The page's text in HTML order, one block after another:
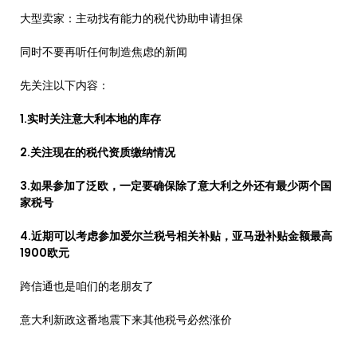
大型卖家：主动找有能力的税代协助申请担保
同时不要再听任何制造焦虑的新闻
先关注以下内容：
1.实时关注意大利本地的库存
2.关注现在的税代资质缴纳情况
3.如果参加了泛欧，一定要确保除了意大利之外还有最少两个国
家税号
4.近期可以考虑参加爱尔兰税号相关补贴，亚马逊补贴金额最高
1900欧元
跨信通也是咱们的老朋友了
意大利新政这番地震下来其他税号必然涨价